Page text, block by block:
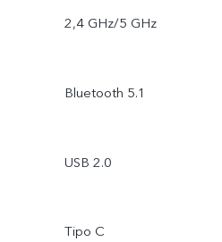
2,4 GHz/5 GHz
Bluetooth 5.1
USB 2.0
Tipo C